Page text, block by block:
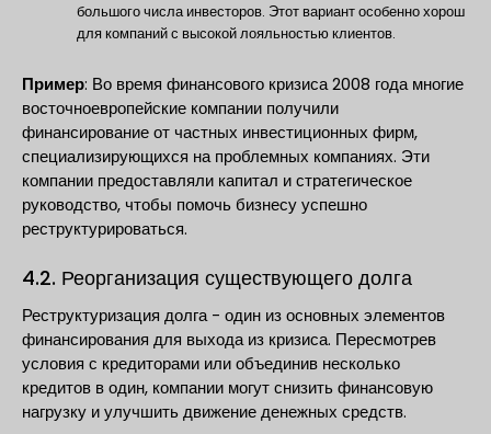
большого числа инвесторов. Этот вариант особенно хорош
для компаний с высокой лояльностью клиентов.
Пример: Во время финансового кризиса 2008 года многие
восточноевропейские компании получили
финансирование от частных инвестиционных фирм,
специализирующихся на проблемных компаниях. Эти
компании предоставляли капитал и стратегическое
руководство, чтобы помочь бизнесу успешно
реструктурироваться.
4.2. Реорганизация существующего долга
Реструктуризация долга - один из основных элементов
финансирования для выхода из кризиса. Пересмотрев
условия с кредиторами или объединив несколько
кредитов в один, компании могут снизить финансовую
нагрузку и улучшить движение денежных средств.